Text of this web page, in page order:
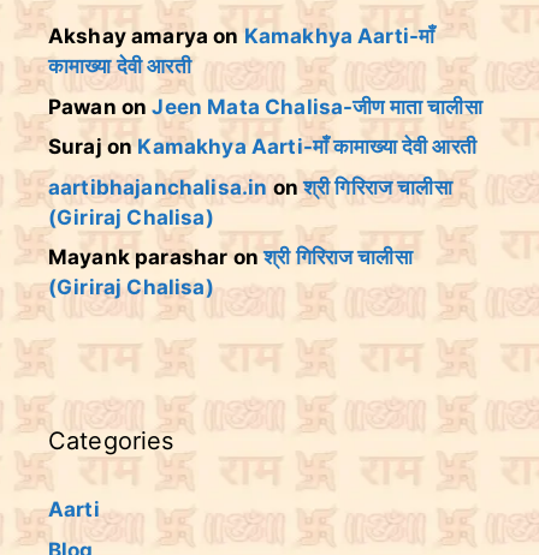
Akshay amarya on Kamakhya Aarti-माँ
कामाख्या देवी आरती
Pawan onJeen Mata Chalisa-जीण माता चालीसा
Suraj on Kamakhya Aarti-माँ कामाख्या देवी आरती
aartibhajanchalisa.in onश्री गिरिराज चालीसा
(Giriraj Chalisa)
Mayank parashar onश्री गिरिराज चालीसा
(Giriraj Chalisa)
Categories
Aarti
Blog